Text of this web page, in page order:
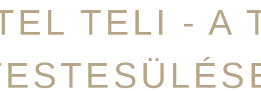
TELI - A